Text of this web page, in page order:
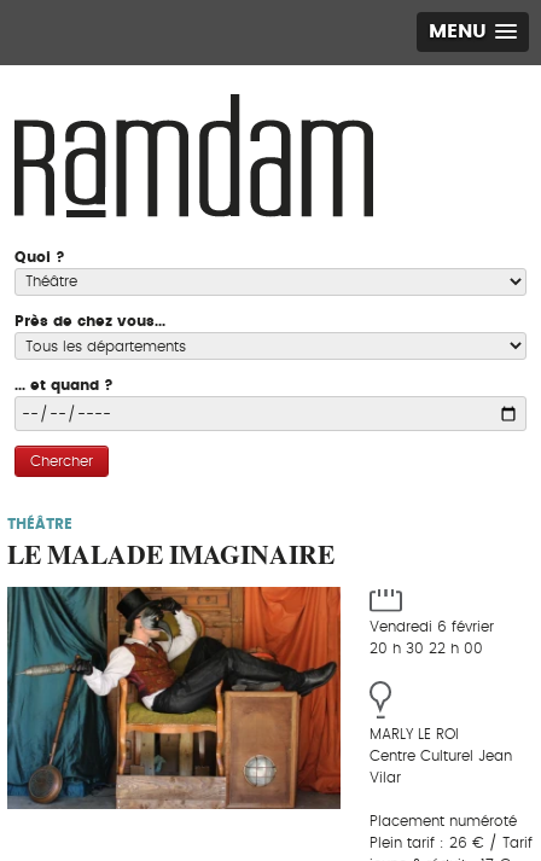
MENU
Quoi ?
Près de chez vous...
... et quand ?
Chercher
THÉÂTRE
LE MALADE IMAGINAIRE
Vendredi 6 février
20 h 30 22 h 00
MARLY LE ROI
Centre Culturel Jean
Vilar
Placement numéroté
Plein tarif : 26 € / Tarif